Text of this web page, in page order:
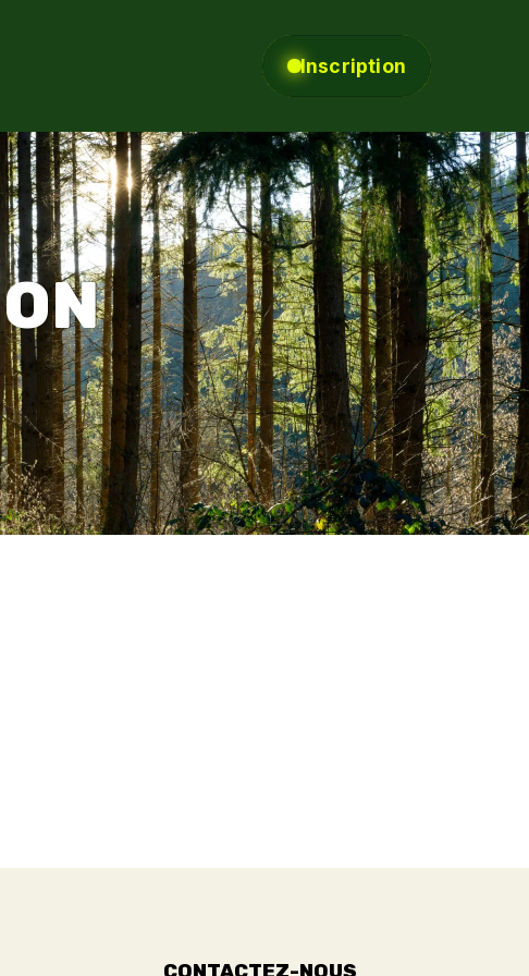
Inscription
CONTACTEZ-NOUS